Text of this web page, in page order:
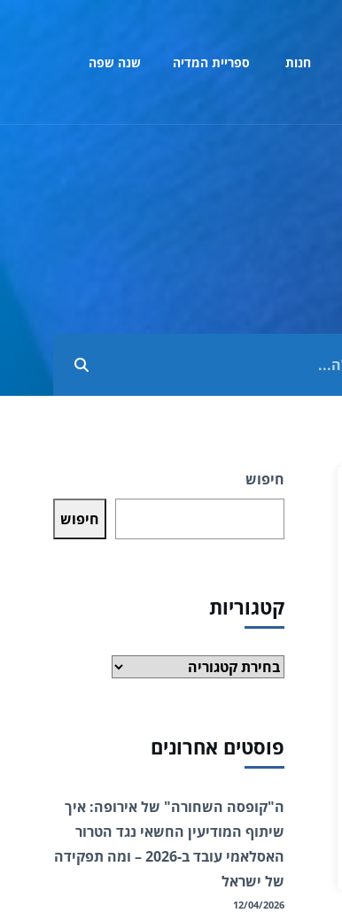
חנות ספריית המדיה שנה שפה
חיפוש
חיפוש
קטגוריות
קטגוריות
פוסטים אחרונים
ה"קופסה השחורה" של אירופה: איך
שיתוף המודיעין החשאי נגד הטרור
האסלאמי עובד ב-2026 – ומה תפקידה
של ישראל
12/04/2026